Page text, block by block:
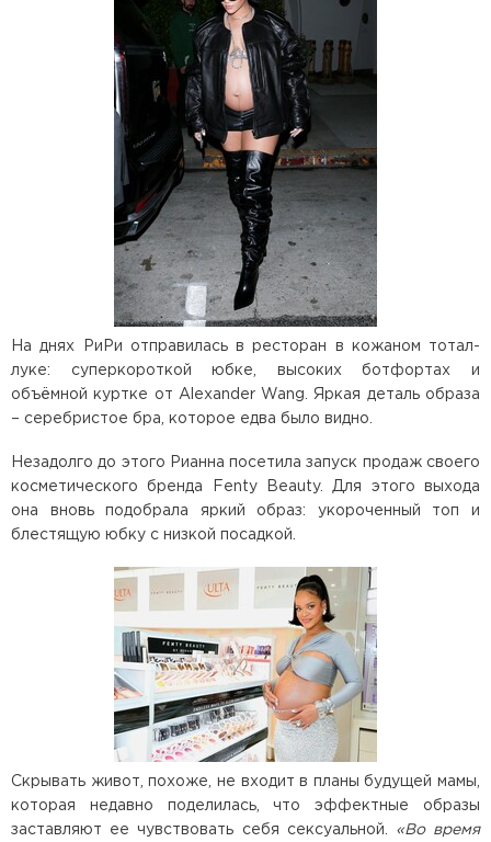
На днях РиРи отправилась в ресторан в кожаном тотал-
луке: суперкороткой юбке, высоких ботфортах и
объёмной куртке от Alexander Wang. Яркая деталь образа
– серебристое бра, которое едва было видно.
Незадолго до этого Рианна посетила запуск продаж своего
косметического бренда Fenty Beauty. Для этого выхода
она вновь подобрала яркий образ: укороченный топ и
блестящую юбку с низкой посадкой.
Скрывать живот, похоже, не входит в планы будущей мамы,
которая недавно поделилась, что эффектные образы
заставляют ее чувствовать себя сексуальной. «Во время